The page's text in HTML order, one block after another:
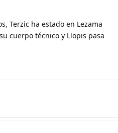
Terzic ha estado en Lezama
cuerpo técnico y Llopis pasa